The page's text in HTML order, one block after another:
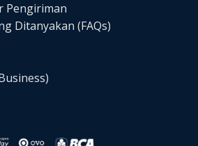
Pengiriman
Ditanyakan (FAQs)